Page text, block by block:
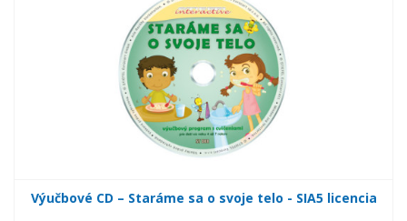
Výučbové CD – Staráme sa o svoje telo - SIA5 licencia